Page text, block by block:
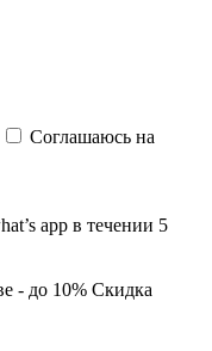
Соглашаюсь на
app в течении 5
- до 10% Скидка